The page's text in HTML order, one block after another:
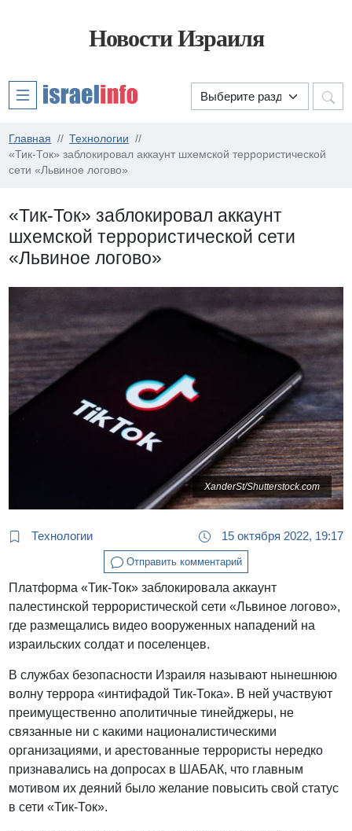
Новости Израиля
Главная
Технологии
«Тик-Ток» заблокировал аккаунт шхемской террористической
сети «Львиное логово»
«Тик-Ток» заблокировал аккаунт
шхемской террористической сети
«Львиное логово»
XanderSt/Shutterstock.com
Технологии 15 октября 2022, 19:17
Отправить комментарий
Платформа «Тик-Ток» заблокировала аккаунт
палестинской террористической сети «Львиное логово»,
где размещались видео вооруженных нападений на
израильских солдат и поселенцев.
В службах безопасности Израиля называют нынешнюю
волну террора «интифадой Тик-Тока». В ней участвуют
преимущественно аполитичные тинейджеры, не
связанные ни с какими националистическими
организациями, и арестованные террористы нередко
признавались на допросах в ШАБАК, что главным
мотивом их деяний было желание повысить свой статус
в сети «Тик-Ток».